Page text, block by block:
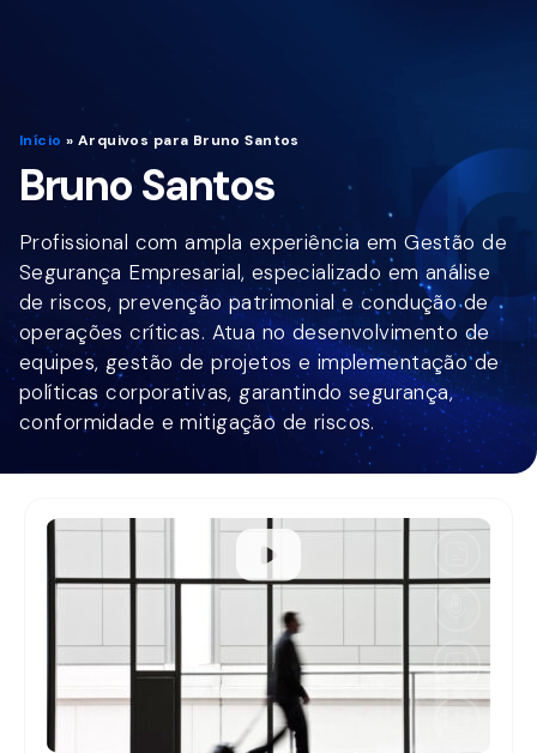
Início » Arquivos para Bruno Santos
Bruno Santos
Profissional com ampla experiência em Gestão de
Segurança Empresarial, especializado em análise
de riscos, prevenção patrimonial e condução de
operações críticas. Atua no desenvolvimento de
equipes, gestão de projetos e implementação de
políticas corporativas, garantindo segurança,
conformidade e mitigação de riscos.